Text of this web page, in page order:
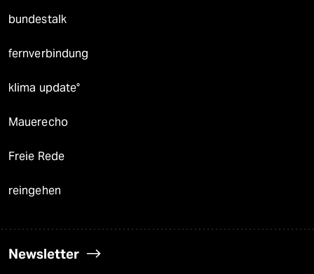
bundestalk
fernverbindung
klima update°
Mauerecho
Freie Rede
reingehen
Newsletter